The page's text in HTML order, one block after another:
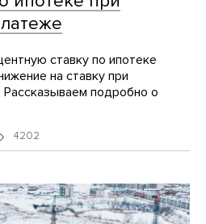
ставку по ипотеке
на ставку при
подробно о
4202